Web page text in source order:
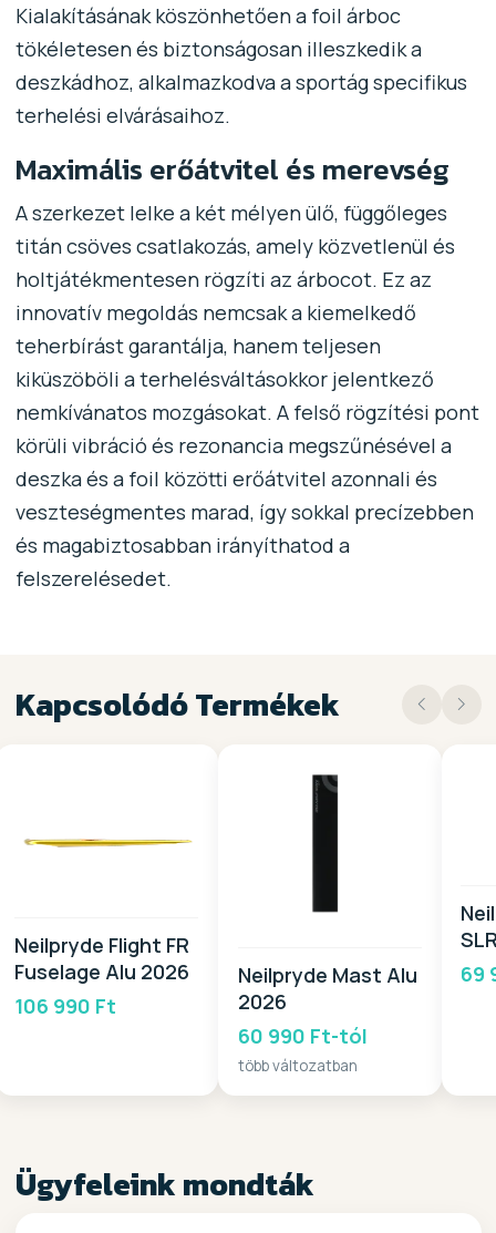
Kialakításának köszönhetően a foil árboc
tökéletesen és biztonságosan illeszkedik a
deszkádhoz, alkalmazkodva a sportág specifikus
terhelési elvárásaihoz.
Maximális erőátvitel és merevség
A szerkezet lelke a két mélyen ülő, függőleges
titán csöves csatlakozás, amely közvetlenül és
holtjátékmentesen rögzíti az árbocot. Ez az
innovatív megoldás nemcsak a kiemelkedő
teherbírást garantálja, hanem teljesen
kiküszöböli a terhelésváltásokkor jelentkező
nemkívánatos mozgásokat. A felső rögzítési pont
körüli vibráció és rezonancia megszűnésével a
deszka és a foil közötti erőátvitel azonnali és
veszteségmentes marad, így sokkal precízebben
és magabiztosabban irányíthatod a
felszerelésedet.
Kapcsolódó Termékek
Neilpryde Flight FR
Fuselage Alu 2026
106 990 Ft
Neilpryde Mast Alu
2026
60 990 Ft-tól
több változatban
69
Ügyfeleink mondták